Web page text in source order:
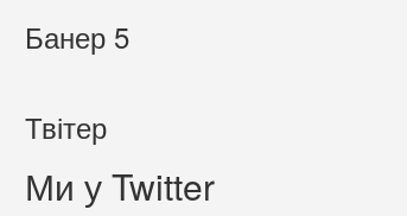
Банер 5
Твітер
Ми у Twitter